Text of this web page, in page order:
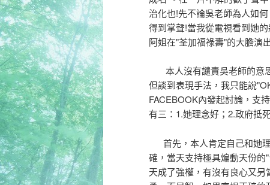
治化也!先不論吳老師為人如
得到掌聲!當我從電視看到她
阿姐在"荃加福祿壽"的大膽演
本人沒有譴責吳老師的意
但談到表現手法，我只能說
FACEBOOK內發起討論，支
有三：1.她理念好；2.政府抵
首先，本人肯定自己和她
確，當天支持極具煸動天份
天成了強權，有沒有良心又